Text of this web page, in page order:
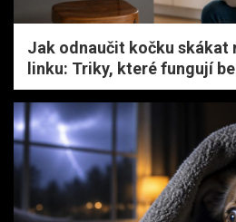
Jak odnaučit kočku skákat
linku: Triky, které fungují